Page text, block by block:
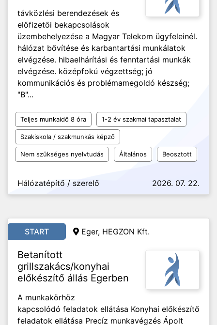
távközlési berendezések és
előfizetői bekapcsolások
üzembehelyezése a Magyar Telekom ügyfeleinél.
hálózat bővítése és karbantartási munkálatok
elvégzése. hibaelhárítási és fenntartási munkák
elvégzése. középfokú végzettség; jó
kommunikációs és problémamegoldó készség;
"B"...
Teljes munkaidő 8 óra 1-2 év szakmai tapasztalat
Szakiskola / szakmunkás képző
Nem szükséges nyelvtudás Általános Beosztott
Hálózatépítő / szerelő 2026. 07. 22.
START Eger, HEGZON Kft.
Betanított
grillszakács/konyhai
előkészítő állás Egerben
A munkakörhöz
kapcsolódó feladatok ellátása Konyhai előkészítő
feladatok ellátása Precíz munkavégzés Ápolt